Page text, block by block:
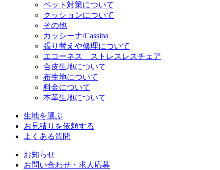
ペット対策について
クッションについて
その他
カッシーナ/Cassina
張り替えや修理について
エコーネス ストレスレスチェア
合皮生地について
布生地について
料金について
本革生地について
生地を選ぶ
お見積りを依頼する
よくある質問
お知らせ
お問い合わせ・求人応募